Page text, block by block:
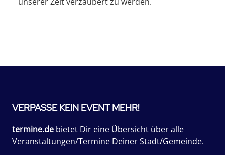
VERPASSE KEIN EVENT MEHR!
termine.de bietet Dir eine Übersicht über alle
Veranstaltungen/Termine Deiner Stadt/Gemeinde.